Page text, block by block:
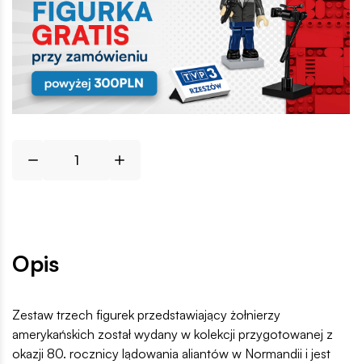
Opis
Zestaw trzech figurek przedstawiający żołnierzy
amerykańskich został wydany w kolekcji przygotowanej z
okazji 80. rocznicy lądowania aliantów w Normandii i jest